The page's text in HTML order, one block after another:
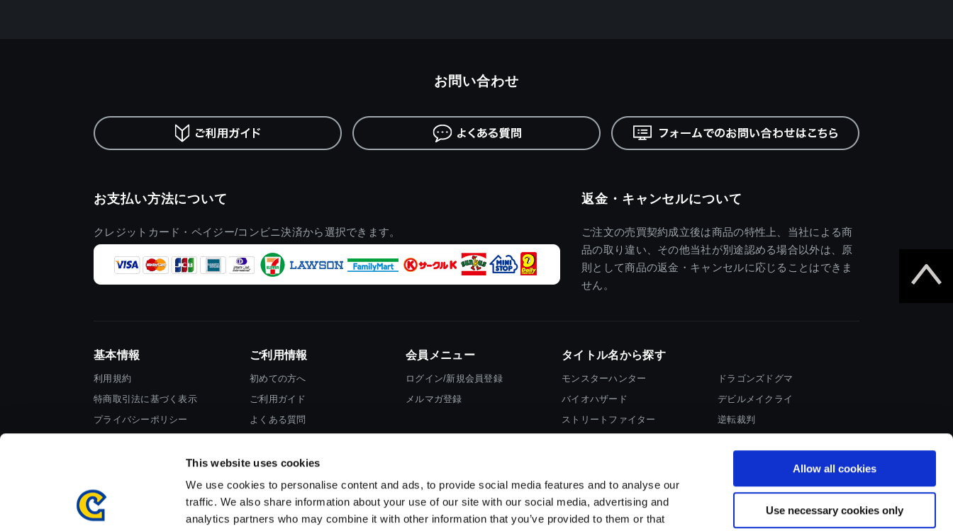
This website uses cookies
We use cookies to personalise content and ads, to provide social media features and to analyse our
traffic. We also share information about your use of our site with our social media, advertising and
analytics partners who may combine it with other information that you’ve provided to them or that
Allow all cookies
Use necessary cookies only
お支払い方法について
クレジットカード・ペイジー/コンビニ決済から選択できます。
返金・キャンセルについて
ご注文の売買契約成立後は商品の特性上、当社による商
品の取り違い、その他当社が別途認める場合以外は、原
則として商品の返金・キャンセルに応じることはできま
せん。
お問い合わせ
基本情報
利用規約
特商取引法に基づく表示
プライバシーポリシー
ご利用情報
初めての方へ
ご利用ガイド
よくある質問
会員メニュー
ログイン/新規会員登録
メルマガ登録
タイトル名から探す
モンスターハンター
バイオハザード
ストリートファイター
ドラゴンズドグマ
デビルメイクライ
逆転裁判